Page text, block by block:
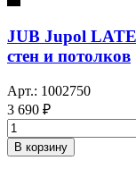
JUB Jupol
стен и потолков
Арт.: 1002750
3 690 ₽
В корзину